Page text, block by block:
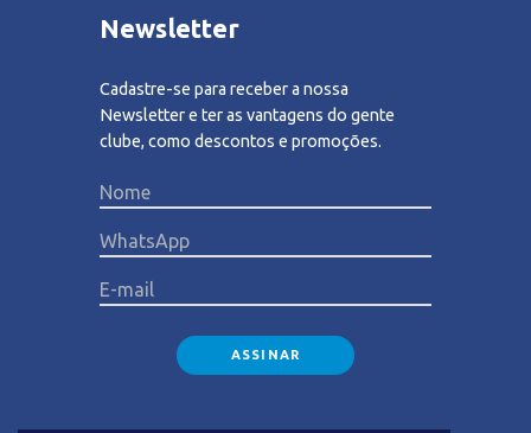
Newsletter
Cadastre-se para receber a nossa
Newsletter e ter as vantagens do gente
clube, como descontos e promoções.